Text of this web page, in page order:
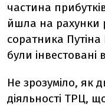
частина
йшла на рахунки
соратника Путіна
були інвестовані
Не зрозуміло, як
діяльності ТРЦ,